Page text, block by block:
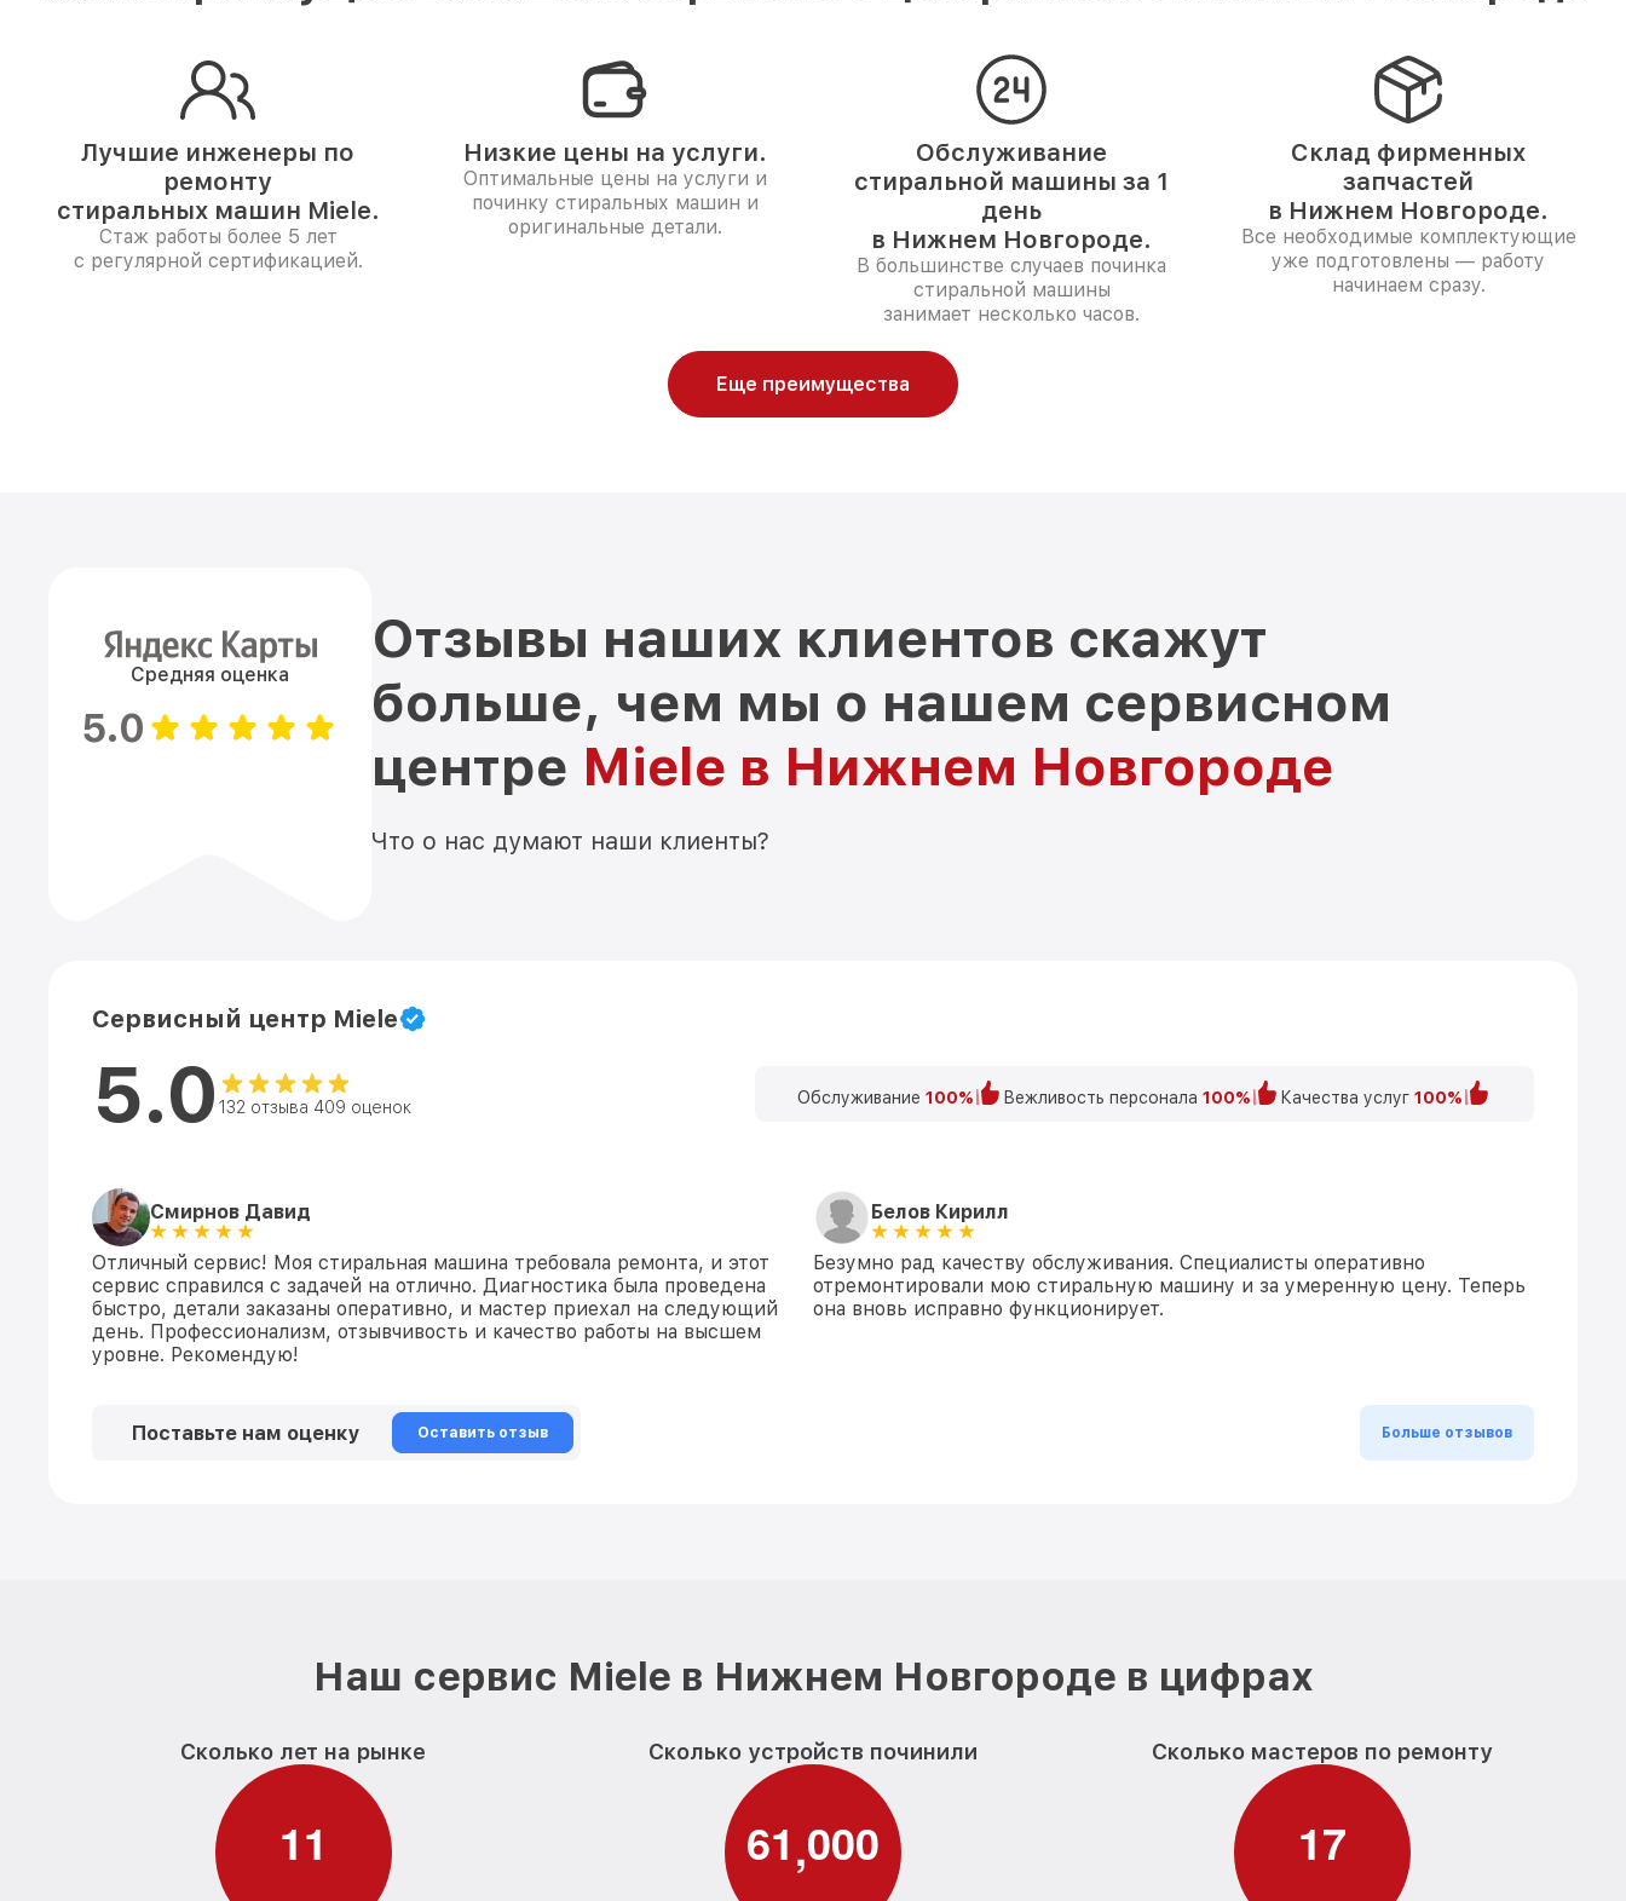
Лучшие инженеры по
ремонту
стиральных машин Miele.
Стаж работы более 5 лет
с регулярной сертификацией.
Низкие цены на услуги.
Оптимальные цены на услуги и
починку стиральных машин и
оригинальные детали.
Обслуживание
стиральной машины за 1
день
в Нижнем Новгороде.
В большинстве случаев починка
стиральной машины
занимает несколько часов.
Склад фирменных
запчастей
в Нижнем Новгороде.
Все необходимые комплектующие
уже подготовлены — работу
начинаем сразу.
Еще преимущества
Средняя оценка
5.0
Отзывы наших клиентов скажут
больше, чем мы о нашем сервисном
центре Miele в Нижнем Новгороде
Что о нас думают наши клиенты?
Сервисный центр Miele
5.0 132 отзыва 409 оценок Обслуживание 100% Вежливость персонала 100% Качества услуг 100%
Смирнов Давид
Отличный сервис! Моя стиральная машина требовала ремонта, и этот
сервис справился с задачей на отлично. Диагностика была проведена
быстро, детали заказаны оперативно, и мастер приехал на следующий
день. Профессионализм, отзывчивость и качество работы на высшем
уровне. Рекомендую!
Белов Кирилл
Безумно рад качеству обслуживания. Специалисты оперативно
отремонтировали мою стиральную машину и за умеренную цену. Теперь
она вновь исправно функционирует.
Поставьте нам оценку Оставить отзыв Больше отзывов
Наш сервис Miele в Нижнем Новгороде в цифрах
Сколько лет на рынке
11
Сколько устройств починили
61,000
Сколько мастеров по ремонту
17